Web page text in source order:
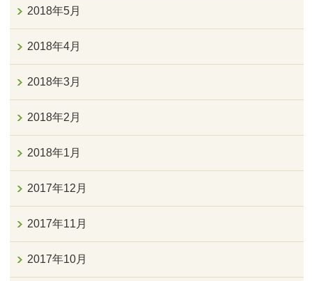
2018年5月
2018年4月
2018年3月
2018年2月
2018年1月
2017年12月
2017年11月
2017年10月